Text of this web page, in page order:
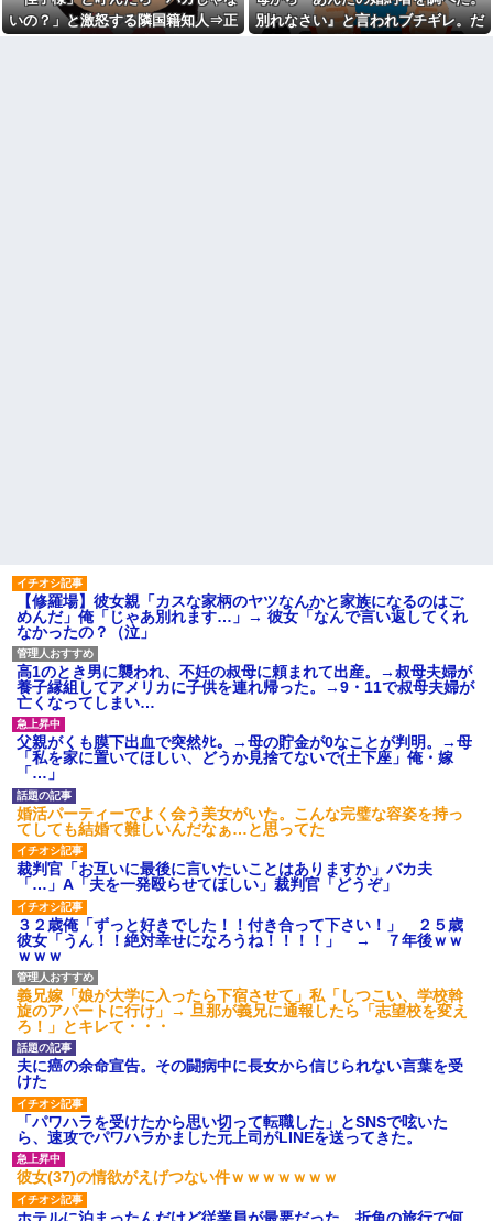
ガーリック焼き
【しまった…】 コトメに追い
みようとしただけ☆』義兄「泥
は出てけ！二度と来るな！」結
果・・・
私「初めて飲む味だけどなん
のお茶？」彼「ちっ！」私「」
【GIF】JSのカンチョーワロ
タ
後続車にクラクションを鳴ら
され彼氏が逆切れ。「何クラク
ション鳴らしてんだ！降りてこ
いよ！」と怒鳴りだし...
【衝撃】報酬100万円超の治験
募集がこちらｗｗｗｗｗ(※画像
あり)
【ネット騒然】惨殺されたタ
ワマン頂き女子のこの動画、す
げえええええｗｗｗｗｗｗｗｗ
ｗｗｗ
【愕然】白のクラウン俺氏、
高速道路左車線を制限速度で走
った結果wwwwwwwwwwww
百年の恋12-899 食べた量を
張り合ってくる
【悲報】佐藤輝明・・・２軍
でも盛大にやらかす←あまり悲
しませないでくれ
円で…
宅配のにーちゃんが米を配達
いの？」と激怒する隣国籍知人⇒正
別れなさい』と言われブチギレ。だ
【修羅場】彼女親「カスな家柄のヤツなんかと家族になるのはご
めんだ」俺「じゃあ別れます…」→ 彼女「なんで言い返してくれ
なかったの？（泣」
高1のとき男に襲われ、不妊の叔母に頼まれて出産。→叔母夫婦が
養子縁組してアメリカに子供を連れ帰った。→9・11で叔母夫婦が
亡くなってしまい…
父親がくも膜下出血で突然ﾀﾋ。→母の貯金が0なことが判明。→母
「私を家に置いてほしい、どうか見捨てないで(土下座」俺・嫁
「…」
婚活パーティーでよく会う美女がいた。こんな完璧な容姿を持っ
てしても結婚て難しいんだなぁ…と思ってた
裁判官「お互いに最後に言いたいことはありますか」バカ夫
「…」A「夫を一発殴らせてほしい」裁判官「どうぞ」
３２歳俺「ずっと好きでした！！付き合って下さい！」 ２５歳
彼女「うん！！絶対幸せになろうね！！！！」 → ７年後ｗｗ
ｗｗｗ
義兄嫁「娘が大学に入ったら下宿させて」私「しつこい、学校斡
旋のアパートに行け」→ 旦那が義兄に通報したら「志望校を変え
ろ！」とキレて・・・
夫に癌の余命宣告。その闘病中に長女から信じられない言葉を受
けた
「パワハラを受けたから思い切って転職した」とSNSで呟いた
ら、速攻でパワハラかました元上司がLINEを送ってきた。
彼女(37)の情欲がえげつない件ｗｗｗｗｗｗｗ
ホテルに泊まったんだけど従業員が最悪だった。折角の旅行で何